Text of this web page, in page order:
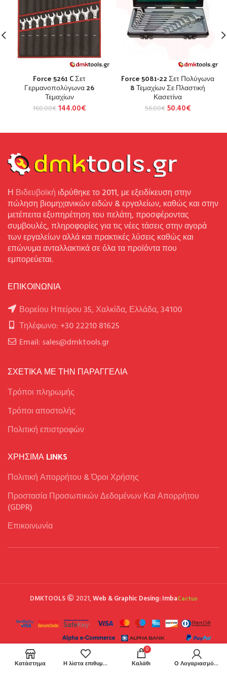
Force 5261 C Σετ
Γερμανοπολύγωνα 26
Τεμαχίων
160.00€ 144.00€
Force 5081-22 Σετ Πολύγωνα
8 Τεμαχίων Σε Πλαστική
Κασετίνα
56.00€ 50.40€
Η Βιδευβοϊκή ιδρύθηκε το 2011, με εξειδίκευση στην
πώληση βιομηχανικών ειδών & εργαλείων, καθώς και στην
μετέπειτα εξυπηρέτηση του πελάτη, προσφέροντας
συμβουλές, πληροφορίες για τις νέες τάσεις στην αγορά
των εργαλείων αλλά και πρακτικές λύσεις καθώς και
επώνυμα ανταλλακτικά σε όλα τα προϊόντα που
εμπορεύεται.
ΕΠΙΚΟΙΝΩΝΙΑ
Βορείου Ηπείρου 35, Χαλκίδα, Ελλάδα, 34100
Τηλέφωνο: +30 22210 81625
Email: sales@dmktools.gr
ΣΧΕΤΙΚΑ ΜΕ ΤΗΝ ΠΑΡΑΓΓΕΛΙΑ
Τρόποι πληρωμής
Tρόποι αποστολής
Πολιτική επιστροφών
ΧΡΉΣΙΜΑ LINKS
Πολιτική Απορρήτου & Όροι Χρήσης
Προστασία Προσωπικών Δεδομένων Και Απορρήτου
(GDPR)
Επικοινωνία
DMKTOOLS 2021,Web & Graphic Desing: ImbaCactus
Κατάστημα Η λίστα επιθυμιών μου
0
Καλάθι Ο Λογαριασμός μου